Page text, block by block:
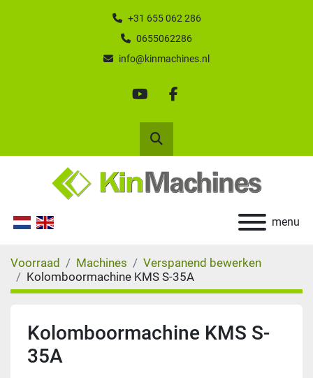
+31 655 062 286
0655062286
info@kinmachines.nl
youtubefacebook
Zoek
menu
Voorraad Machines
Verspanend bewerken
Kolomboormachine KMS S-35A
Kolomboormachine KMS S-
35A